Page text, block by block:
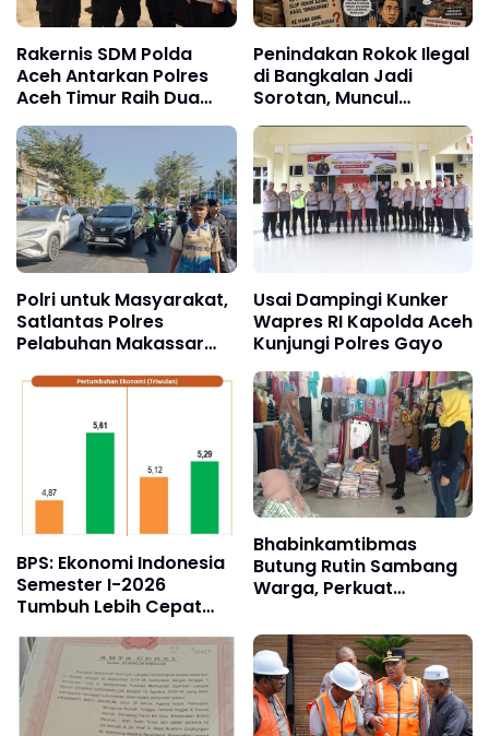
Rakernis SDM Polda
Aceh Antarkan Polres
Aceh Timur Raih Dua
Penghargaan
Penindakan Rokok Ilegal
di Bangkalan Jadi
Sorotan, Muncul
Dugaan Negosiasi
hingga Upeti Berkala
Polri untuk Masyarakat,
Satlantas Polres
Pelabuhan Makassar
Kapal Sandar
Usai Dampingi Kunker
Wapres RI Kapolda Aceh
Kunjungi Polres Gayo
BPS: Ekonomi Indonesia
Semester I-2026
Tumbuh Lebih Cepat
Bhabinkamtibmas
Butung Rutin Sambang
Warga, Perkuat